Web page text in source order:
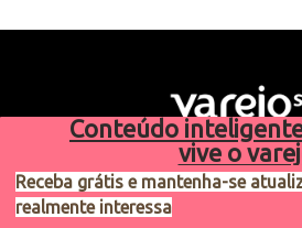
Conteúdo
vive o
Receba grátis e mantenha-se
realmente interessa
Sugestões de